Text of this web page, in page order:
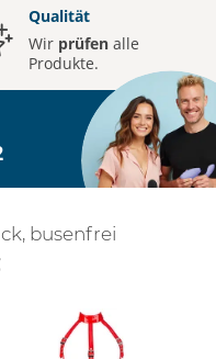
Qualität
Wir prüfen alle
Produkte.
busenfrei